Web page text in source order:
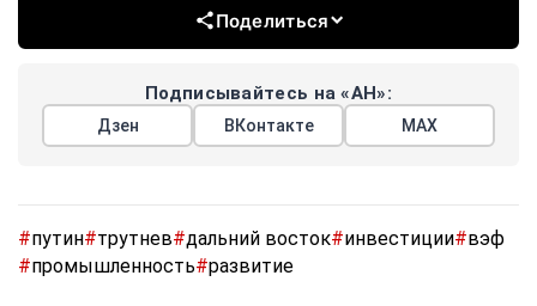
Поделиться
Подписывайтесь на «АН»:
Дзен ВКонтакте МАХ
#путин#трутнев#дальний восток#инвестиции#вэф
#промышленность#развитие